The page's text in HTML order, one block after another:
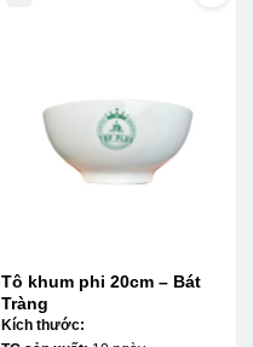
Tô khum phi 20cm – Bát
Tràng
Kích thước: